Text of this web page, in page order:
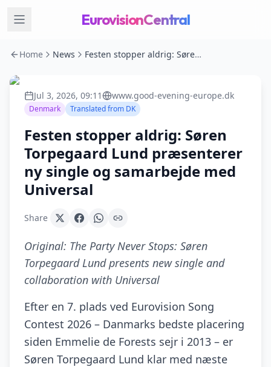
EurovisionCentral
Home News Festen stopper aldrig: Søren Torpegaard Lund præsenterer ny single og samarbejde med Universal
Jul 3, 2026, 09:11 www.good-evening-europe.dk
Denmark Translated from DK
Festen stopper aldrig: Søren
Torpegaard Lund præsenterer
ny single og samarbejde med
Universal
Share
Original: The Party Never Stops: Søren
Torpegaard Lund presents new single and
collaboration with Universal
Efter en 7. plads ved Eurovision Song
Contest 2026 – Danmarks bedste placering
siden Emmelie de Forests sejr i 2013 – er
Søren Torpegaard Lund klar med næste